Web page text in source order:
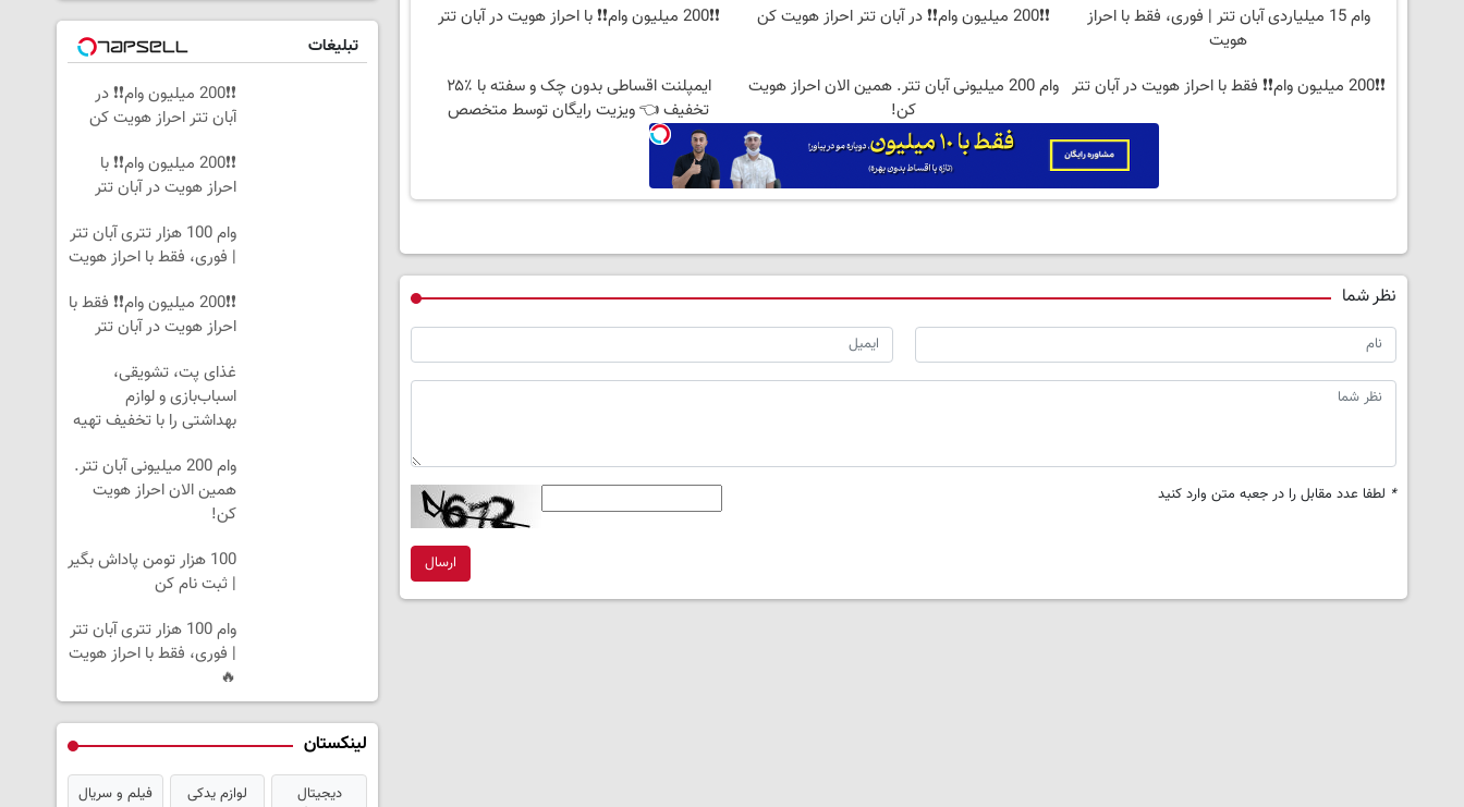
وام 15 میلیاردی آبان تتر | فوری، فقط با احراز
هویت
❗❗200 میلیون وام❗❗ در آبان تتر احراز هویت کن ❗❗200 میلیون وام❗❗ با احراز هویت در آبان تتر
❗❗200 میلیون وام❗❗ فقط با احراز هویت در آبان تتر
وام 200 میلیونی آبان تتر. همین الان احراز هویت
کن!
ایمپلنت اقساطی بدون چک و سفته با ٪۲۵
تخفیف 👈 ویزیت رایگان توسط متخصص
نظر شما
* لطفا عدد مقابل را در جعبه متن وارد کنید
ارسال
تبلیغات
❗❗200 میلیون وام❗❗ در
آبان تتر احراز هویت کن
❗❗200 میلیون وام❗❗ با
احراز هویت در آبان تتر
وام 100 هزار تتری آبان تتر
| فوری، فقط با احراز هویت
❗❗200 میلیون وام❗❗ فقط با
احراز هویت در آبان تتر
غذای پت، تشویقی،
اسباب‌بازی و لوازم
بهداشتی را با تخفیف تهیه
وام 200 میلیونی آبان تتر.
همین الان احراز هویت
کن!
100 هزار تومن پاداش بگیر
| ثبت نام کن
وام 100 هزار تتری آبان تتر
| فوری، فقط با احراز هویت
🔥
لینکستان
دیجیتال
لوازم یدکی
فیلم و سریال